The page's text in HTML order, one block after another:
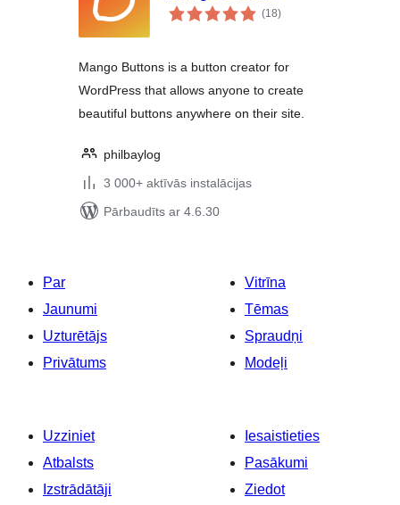
(18vērtējumu
kopsumma
)
Mango Buttons is a button creator for
WordPress that allows anyone to create
beautiful buttons anywhere on their site.
philbaylog
3 000+ aktīvās instalācijas
Pārbaudīts ar 4.6.30
Par
Jaunumi
Uzturētājs
Privātums
Vitrīna
Tēmas
Spraudņi
Modeļi
Uzziniet
Atbalsts
Izstrādātāji
Iesaistieties
Pasākumi
Ziedot